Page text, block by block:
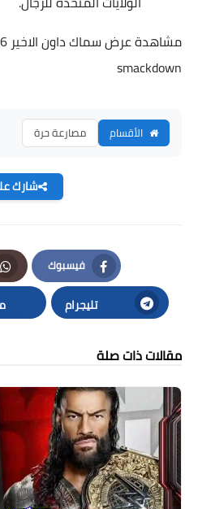
smackdown
الأقسام مصارعة حرة
شارك
فيسبوك
Facebook
تليجرام
مقالات ذات صلة